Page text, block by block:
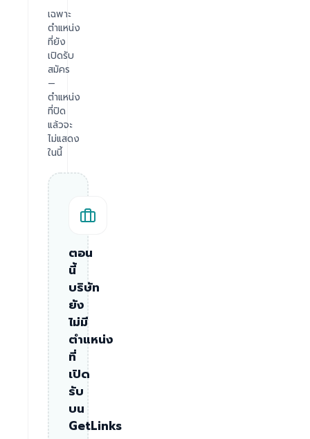
เฉพาะ
ตำแหน่ง
ที่ยัง
เปิดรับ
สมัคร
—
ตำแหน่ง
ที่ปิด
แล้วจะ
ไม่แสดง
ในนี้
ตอน
นี้
บริษัท
ยัง
ไม่มี
ตำแหน่ง
ที่
เปิด
รับ
บน
GetLinks